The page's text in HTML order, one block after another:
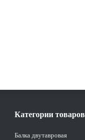
Категории товаров
Балка двутавровая